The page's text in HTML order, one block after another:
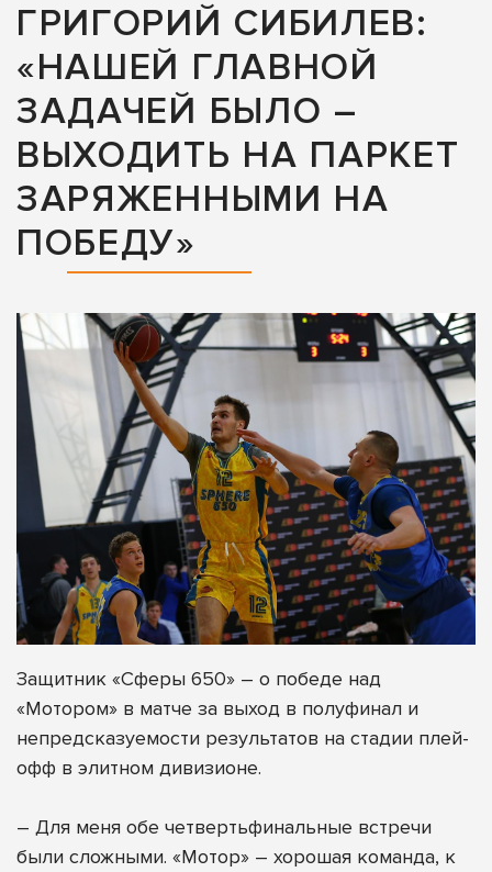
ГРИГОРИЙ СИБИЛЕВ:
«НАШЕЙ ГЛАВНОЙ
ЗАДАЧЕЙ БЫЛО –
ВЫХОДИТЬ НА ПАРКЕТ
ЗАРЯЖЕННЫМИ НА
ПОБЕДУ»
Защитник «Сферы 650» – о победе над
«Мотором» в матче за выход в полуфинал и
непредсказуемости результатов на стадии плей-
офф в элитном дивизионе.
– Для меня обе четвертьфинальные встречи
были сложными. «Мотор» – хорошая команда, к